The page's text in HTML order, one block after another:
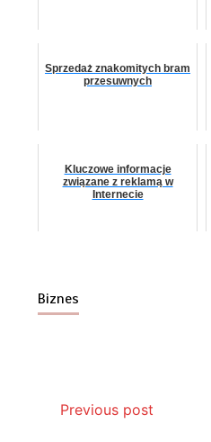
Sprzedaż znakomitych bram
przesuwnych
Kluczowe informacje
związane z reklamą w
Internecie
Biznes
Previous post